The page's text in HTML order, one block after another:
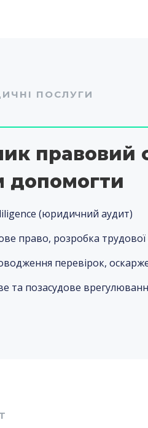
ПОСЛУГИ
правовий
допомогти
(юридичний аудит)
право, розробка трудової
перевірок,
та позасудове